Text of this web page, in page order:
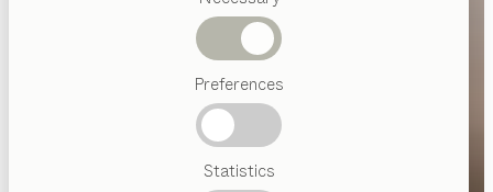
Preferences
Statistics
Österreichisches
Handwerk